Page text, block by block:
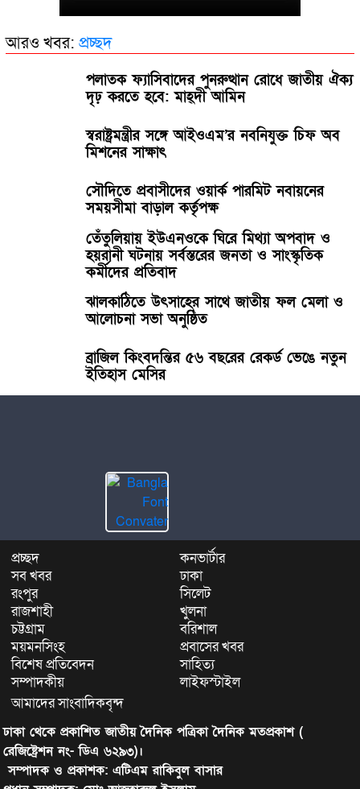
আরও খবর: প্রচ্ছদ
পলাতক ফ্যাসিবাদের পুনরুত্থান রোধে জাতীয় ঐক্য
দৃঢ় করতে হবে: মাহ্দী আমিন
স্বরাষ্ট্রমন্ত্রীর সঙ্গে আইওএম’র নবনিযুক্ত চিফ অব
মিশনের সাক্ষাৎ
সৌদিতে প্রবাসীদের ওয়ার্ক পারমিট নবায়নের
সময়সীমা বাড়াল কর্তৃপক্ষ
তেঁতুলিয়ায় ইউএনওকে ঘিরে মিথ্যা অপবাদ ও
হয়রানী ঘটনায় সর্বস্তরের জনতা ও সাংস্কৃতিক
কর্মীদের প্রতিবাদ
ঝালকাঠিতে উৎসাহের সাথে জাতীয় ফল মেলা ও
আলোচনা সভা অনুষ্ঠিত
ব্রাজিল কিংবদন্তির ৫৬ বছরের রেকর্ড ভেঙে নতুন
ইতিহাস মেসির
প্রচ্ছদ
কনভার্টার
সব খবর
ঢাকা
রংপুর
সিলেট
রাজশাহী
খুলনা
চট্টগ্রাম
বরিশাল
ময়মনসিংহ
প্রবাসের খবর
বিশেষ প্রতিবেদন
সাহিত্য
সম্পাদকীয়
লাইফস্টাইল
আমাদের সাংবাদিকবৃন্দ
ঢাকা থেকে প্রকাশিত জাতীয় দৈনিক পত্রিকা দৈনিক মতপ্রকাশ (
রেজিষ্ট্রেশন নং- ডিএ ৬২৯৩)।
সম্পাদক ও প্রকাশক: এটিএম রাকিবুল বাসার